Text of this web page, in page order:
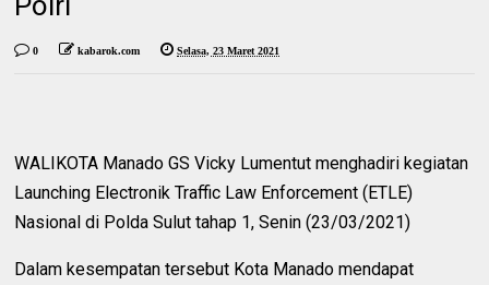
0 kabarok.com Selasa, 23 Maret 2021
WALIKOTA Manado GS Vicky Lumentut menghadiri kegiatan
Launching Electronik Traffic Law Enforcement (ETLE)
Nasional di Polda Sulut tahap 1, Senin (23/03/2021)
Dalam kesempatan tersebut Kota Manado mendapat